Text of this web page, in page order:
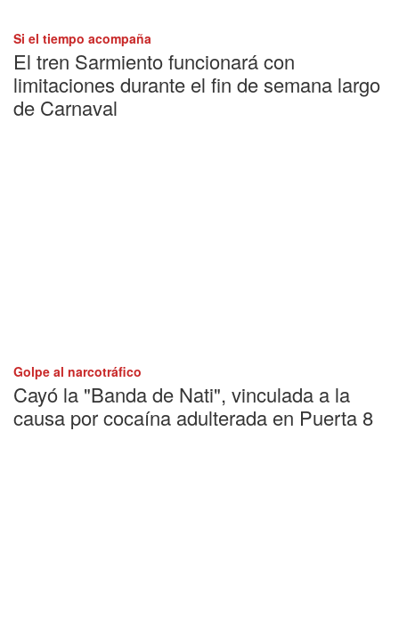
Si el tiempo acompaña
El tren Sarmiento funcionará con
limitaciones durante el fin de semana largo
de Carnaval
Golpe al narcotráfico
Cayó la "Banda de Nati", vinculada a la
causa por cocaína adulterada en Puerta 8